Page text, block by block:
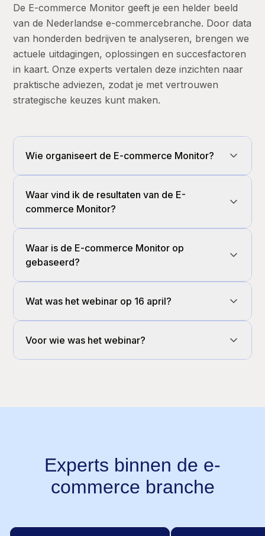
De E-commerce Monitor geeft je een helder beeld
van de Nederlandse e-commercebranche. Door data
van honderden bedrijven te analyseren, brengen we
actuele uitdagingen, oplossingen en succesfactoren
in kaart. Onze experts vertalen deze inzichten naar
praktische adviezen, zodat je met vertrouwen
strategische keuzes kunt maken.
Wie organiseert de E-commerce Monitor?
Waar vind ik de resultaten van de E-
commerce Monitor?
Waar is de E-commerce Monitor op
gebaseerd?
Wat was het webinar op 16 april?
Voor wie was het webinar?
Experts binnen de e-
commerce branche